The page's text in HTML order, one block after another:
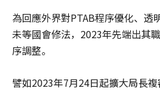
為回應外界對PTAB程序優化、透
未等國會修法，2023年先端出其
序調整。
譬如2023年7月24日起擴大局長